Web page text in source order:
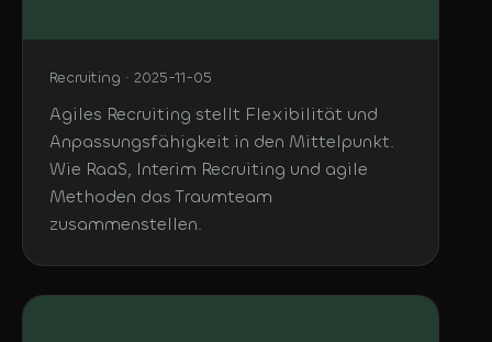
Recruiting · 2025-11-05
Agiles Recruiting stellt Flexibilität und
Anpassungsfähigkeit in den Mittelpunkt.
Wie RaaS, Interim Recruiting und agile
Methoden das Traumteam
zusammenstellen.